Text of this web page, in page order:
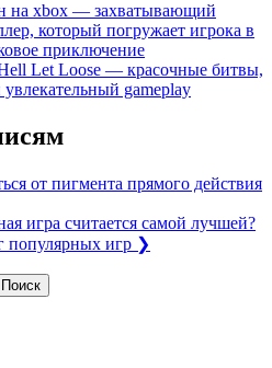
на xbox — захватывающий
который погружает игрока в
приключение
Let Loose — красочные битвы,
gameplay
от пигмента прямого действия
игра считается самой лучшей?
популярных игр ❯
Поиск